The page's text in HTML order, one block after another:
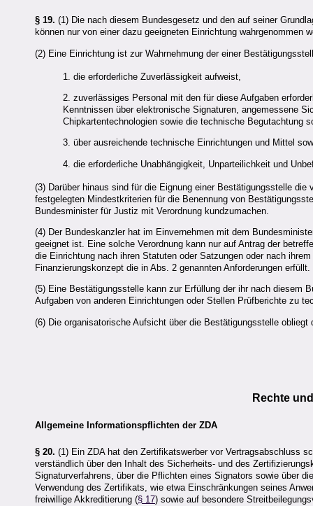
§ 19. (1) Die nach diesem Bundesgesetz und den auf seiner
können nur von einer dazu geeigneten Einrichtung wahrgenommen
(2) Eine Einrichtung ist zur Wahrnehmung der einer
1. die erforderliche Zuverlässigkeit aufweist,
2. zuverlässiges Personal mit den für diese Aufgaben
Kenntnissen über elektronische Signaturen, angemessene
Chipkartentechnologien sowie die technische Begutachtung
3. über ausreichende technische Einrichtungen und Mittel
4. die erforderliche Unabhängigkeit, Unparteilichkeit und
(3) Darüber hinaus sind für die Eignung einer Bestätigungsstelle
festgelegten Mindestkriterien für die Benennung von
Bundesminister für Justiz mit Verordnung kundzumachen.
(4) Der Bundeskanzler hat im Einvernehmen mit dem
geeignet ist. Eine solche Verordnung kann nur auf Antrag der
die Einrichtung nach ihren Statuten oder Satzungen oder nach
Finanzierungskonzept die in Abs. 2 genannten Anforderungen erfüllt.
(5) Eine Bestätigungsstelle kann zur Erfüllung der ihr nach diesem
Aufgaben von anderen Einrichtungen oder Stellen Prüfberichte zu
(6) Die organisatorische Aufsicht über die Bestätigungsstelle obliegt
Rechte
Allgemeine Informationspflichten der ZDA
§ 20. (1) Ein ZDA hat den Zertifikatswerber vor Vertragsabschluss
verständlich über den Inhalt des Sicherheits- und des
Signaturverfahrens, über die Pflichten eines Signators sowie über
Verwendung des Zertifikats, wie etwa Einschränkungen seines
freiwillige Akkreditierung (§ 17) sowie auf besondere